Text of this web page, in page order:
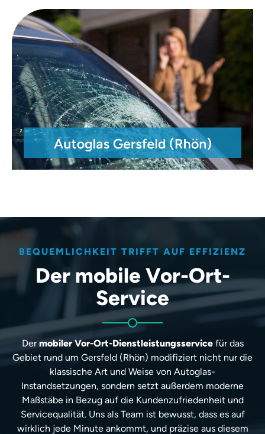
BEQUEMLICHKEIT TRIFFT AUF EFFIZIENZ
Der mobile Vor-Ort-
Service
Dermobiler Vor-Ort-Dienstleistungsservicefür das
Gebiet rund um Gersfeld (Rhön) modifiziert nicht nur die
klassische Art und Weise von Autoglas-
Instandsetzungen, sondern setzt außerdem moderne
Maßstäbe in Bezug auf die Kundenzufriedenheit und
Servicequalität. Uns als Team ist bewusst, dass es auf
wirklich jede Minute ankommt, und präzise aus diesem